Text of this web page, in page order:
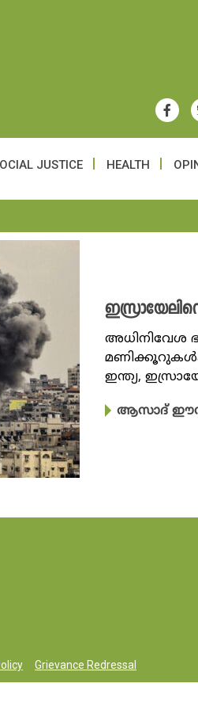
JUSTICE HEALTH
അധിനിവേശ
ഇന്ത്യ,
ആസാദ്
Grievance Redressal